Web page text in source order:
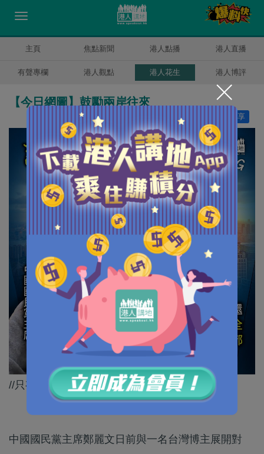
主頁 焦點新聞 港人點播 港人直播
有聲專欄 港人觀點 港人花生 港人博評
【今日網圖】鼓勵兩岸往來
分享
讚好
//只有親身去體驗，先至能消除呢啲脫節情況！//
中國國民黨主席鄭麗文日前與一名台灣博主展開對